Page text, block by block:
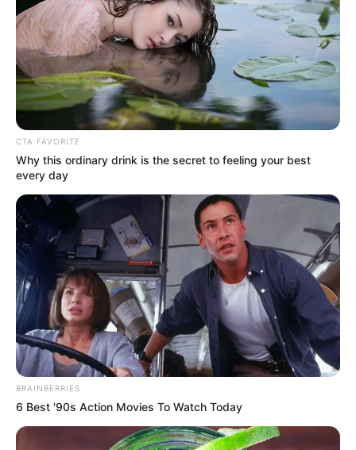
અટકાયત કરવામાં આવી હતી. જ્યારે સાંજે
મુખ્યમંત્રીની સભા સુભાનપુરા ઝાંસી કી રાણી મેદાન પર
પૂર્ણ થઈ તે સમયે ક્ષત્રિય સમાજના કેટલાક યુવાનો
દ્વારા સૂત્રોચ્ચાર કરી વિરોધ કરવાનો પ્રયત્ન કરવામાં
આવતા પોલીસ દ્વારા તેઓની અટકાયત કરવામાં આવી
હતી.
CTA FAVORITE
Why this ordinary drink is the secret to feeling your best
every day
BRAINBERRIES
6 Best '90s Action Movies To Watch Today